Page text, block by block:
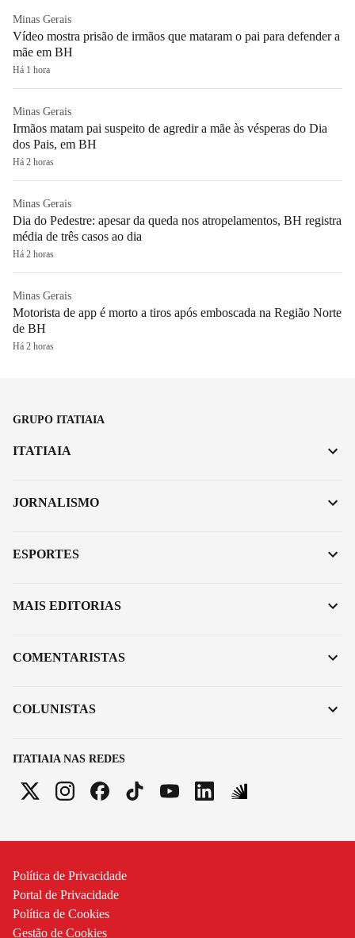
Minas Gerais
Vídeo mostra prisão de irmãos que mataram o pai para defender a
mãe em BH
Há 1 hora
Minas Gerais
Irmãos matam pai suspeito de agredir a mãe às vésperas do Dia
dos Pais, em BH
Há 2 horas
Minas Gerais
Dia do Pedestre: apesar da queda nos atropelamentos, BH registra
média de três casos ao dia
Há 2 horas
Minas Gerais
Motorista de app é morto a tiros após emboscada na Região Norte
de BH
Há 2 horas
GRUPO ITATIAIA
ITATIAIA NAS REDES
ITATIAIA
JORNALISMO
ESPORTES
MAIS EDITORIAS
COMENTARISTAS
COLUNISTAS
Política de Privacidade
Portal de Privacidade
Política de Cookies
Gestão de Cookies